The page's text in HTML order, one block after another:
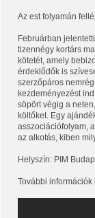
Az est folyamán
Februárban
tizennégy kortárs
kötetét, amely
érdeklődők is
szerzőpáros
kezdeményezést
söpört végig a
költőket. Egy
asszociációfolyam,
az alkotás, kiben
Helyszín: PIM
További információk